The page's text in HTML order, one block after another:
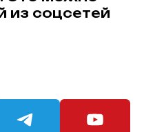
из соцсетей